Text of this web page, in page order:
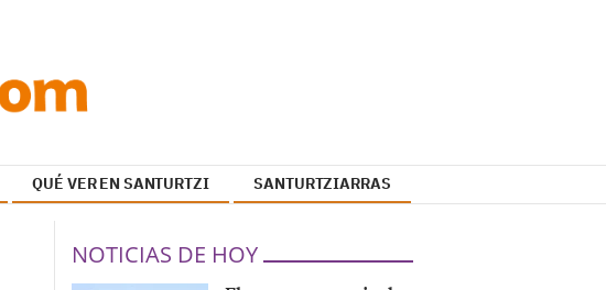
QUÉ VER EN SANTURTZI SANTURTZIARRAS
NOTICIAS DE HOY